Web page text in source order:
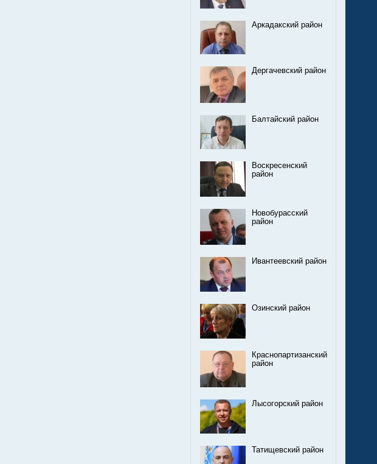
Аркадакский район
Дергачевский район
Балтайский район
Воскресенский
район
Новобурасский
район
Ивантеевский район
Озинский район
Краснопартизанский
район
Лысогорский район
Татищевский район